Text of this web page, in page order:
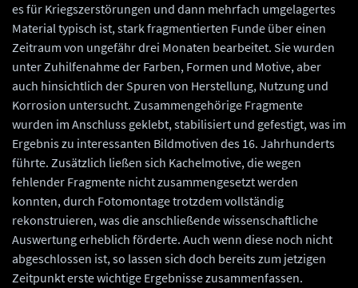
es für Kriegszerstörungen und dann mehrfach umgelagertes
Material typisch ist, stark fragmentierten Funde über einen
Zeitraum von ungefähr drei Monaten bearbeitet. Sie wurden
unter Zuhilfenahme der Farben, Formen und Motive, aber
auch hinsichtlich der Spuren von Herstellung, Nutzung und
Korrosion untersucht. Zusammengehörige Fragmente
wurden im Anschluss geklebt, stabilisiert und gefestigt, was im
Ergebnis zu interessanten Bildmotiven des 16. Jahrhunderts
führte. Zusätzlich ließen sich Kachelmotive, die wegen
fehlender Fragmente nicht zusammengesetzt werden
konnten, durch Fotomontage trotzdem vollständig
rekonstruieren, was die anschließende wissenschaftliche
Auswertung erheblich förderte. Auch wenn diese noch nicht
abgeschlossen ist, so lassen sich doch bereits zum jetzigen
Zeitpunkt erste wichtige Ergebnisse zusammenfassen.